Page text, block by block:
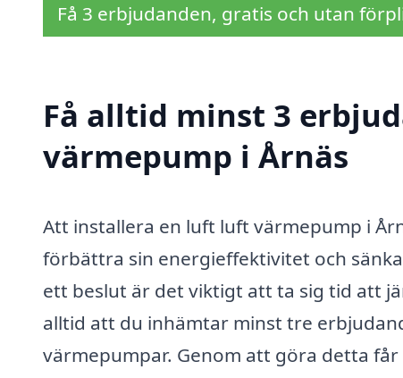
Få 3 erbjudanden, gratis och utan
Få alltid minst 3
värmepump i Årnäs
Att installera en luft luft värmepump i
förbättra sin energieffektivitet och
ett beslut är det viktigt att ta sig tid att
alltid att du inhämtar minst tre
värmepumpar. Genom att göra detta